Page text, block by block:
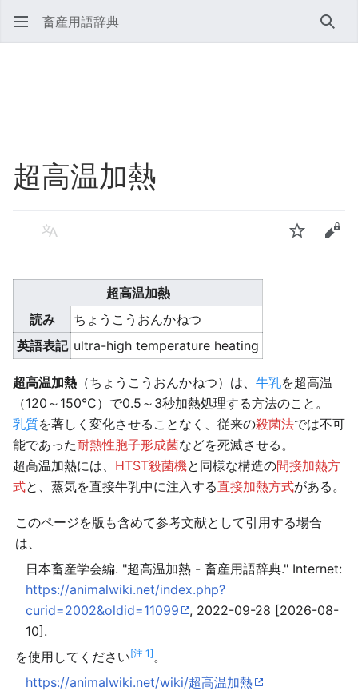
畜産用語辞典 検索
超高温加熱
言語 ウォッチソ
超高温加熱
読み
ちょうこうおんかねつ
英語表記 ultra-high temperature heating
超高温加熱 （ちょうこうおんかねつ）は、 牛乳を超高温
（120～150℃）で0.5～3秒加熱処理する方法のこと。
乳質を著しく変化させることなく、従来の殺菌法では不可
能であった耐熱性胞子形成菌などを死滅させる。
超高温加熱には、 HTST殺菌機と同様な構造の間接加熱方
式と、蒸気を直接牛乳中に注入する直接加熱方式がある。
このページを版も含めて参考文献として引用する場合
は、
日本畜産学会編. "超高温加熱 - 畜産用語辞典." Internet:
https://animalwiki.net/index.php?
curid=2002&oldid=11099
, 2022-09-28 [2026-08-
10].
を使用してください[注 1]。
https://animalwiki.net/wiki/超高温加熱